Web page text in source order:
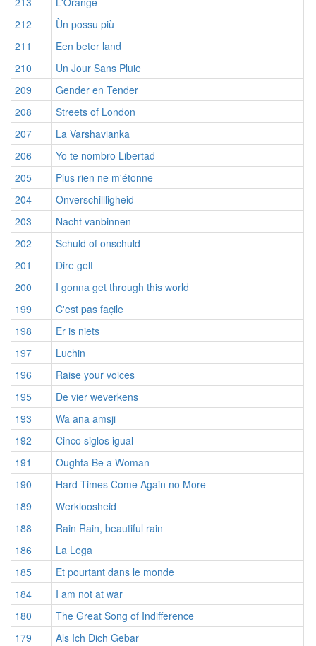
212
Ùn possu più
211
Een beter land
210
Un Jour Sans Pluie
209
Gender en Tender
208
Streets of London
207
La Varshavianka
206
Yo te nombro Libertad
205
Plus rien ne m'étonne
204
Onverschillligheid
203
Nacht vanbinnen
202
Schuld of onschuld
201
Dire gelt
200
I gonna get through this world
199
C'est pas façile
198
Er is niets
197
Luchin
196
Raise your voices
195
De vier weverkens
193
Wa ana amsji
192
Cinco siglos igual
191
Oughta Be a Woman
190
Hard Times Come Again no More
189
Werkloosheid
188
Rain Rain, beautiful rain
186
La Lega
185
Et pourtant dans le monde
184
I am not at war
180
The Great Song of Indifference
179
Als Ich Dich Gebar